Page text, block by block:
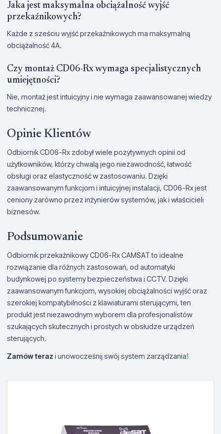
Jaka jest maksymalna obciążalność wyjść
przekaźnikowych?
Każde z sześciu wyjść przekaźnikowych ma maksymalną
obciążalność 4A.
Czy montaż CD06-Rx wymaga specjalistycznych
umiejętności?
Nie, montaż jest intuicyjny i nie wymaga zaawansowanej wiedzy
technicznej.
Opinie Klientów
Odbiornik CD06-Rx zdobył wiele pozytywnych opinii od
użytkowników, którzy chwalą jego niezawodność, łatwość
obsługi oraz elastyczność w zastosowaniu. Dzięki
zaawansowanym funkcjom i intuicyjnej instalacji, CD06-Rx jest
ceniony zarówno przez inżynierów systemów, jak i właścicieli
biznesów.
Podsumowanie
Odbiornik przekaźnikowy CD06-Rx CAMSAT to idealne
rozwiązanie dla różnych zastosowań, od automatyki
budynkowej po systemy bezpieczeństwa i CCTV. Dzięki
zaawansowanym funkcjom, wysokiej obciążalności wyjść oraz
szerokiej kompatybilności z klawiaturami sterującymi, ten
produkt jest niezawodnym wyborem dla profesjonalistów
szukających skutecznych i prostych w obsłudze urządzeń
sterujących.
Zamów teraz i unowocześnij swój system zarządzania!